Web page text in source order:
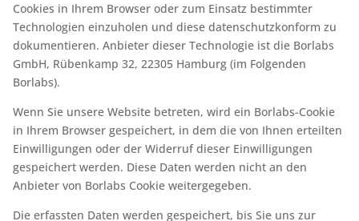
Cookies in Ihrem Browser oder zum Einsatz bestimmter
Technologien einzuholen und diese datenschutzkonform zu
dokumentieren. Anbieter dieser Technologie ist die Borlabs
GmbH, Rübenkamp 32, 22305 Hamburg (im Folgenden
Borlabs).
Wenn Sie unsere Website betreten, wird ein Borlabs-Cookie
in Ihrem Browser gespeichert, in dem die von Ihnen erteilten
Einwilligungen oder der Widerruf dieser Einwilligungen
gespeichert werden. Diese Daten werden nicht an den
Anbieter von Borlabs Cookie weitergegeben.
Die erfassten Daten werden gespeichert, bis Sie uns zur